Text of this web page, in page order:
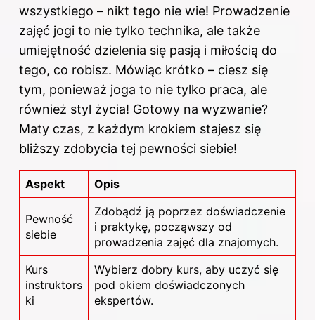
wszystkiego – nikt tego nie wie! Prowadzenie
zajęć jogi to nie tylko technika, ale także
umiejętność dzielenia się pasją i miłością do
tego, co robisz. Mówiąc krótko – ciesz się
tym, ponieważ joga to nie tylko praca, ale
również styl życia! Gotowy na wyzwanie?
Maty czas, z każdym krokiem stajesz się
bliższy zdobycia tej pewności siebie!
Aspekt Opis
Pewność
siebie
Zdobądź ją poprzez doświadczenie
i praktykę, począwszy od
prowadzenia zajęć dla znajomych.
Kurs
instruktors
ki
Wybierz dobry kurs, aby uczyć się
pod okiem doświadczonych
ekspertów.